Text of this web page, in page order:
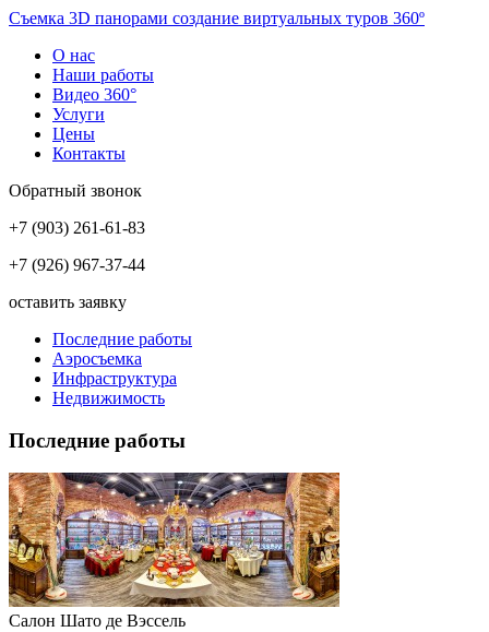
Съемка 3D панорами создание виртуальных туров 360º
О нас
Наши работы
Видео 360°
Услуги
Цены
Контакты
Обратный звонок
+7 (903) 261-61-83
+7 (926) 967-37-44
оставить заявку
Последние работы
Аэросъемка
Инфраструктура
Недвижимость
Последние работы
Салон Шато де Вэссель